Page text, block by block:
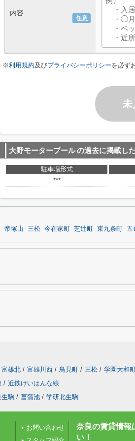
任意
内容
※利用規約及びプライバシーポリシーを必ず
未
大野モータープールの過去に掲載し
駐車場形式
***
帝塚山 三松 今在家町 芝辻町 東九条町 五
富雄北 / 富雄川西 / 鳥見町 / 三松 / 学園大和
/ 近鉄けいはんな線
生駒 / 菖蒲池 / 学研北生駒
お問い合わせ
奈良の賃貸情報
い！